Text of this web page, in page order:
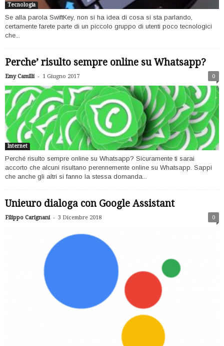
Tecnologia
Se alla parola SwiftKey, non si ha idea di cosa si sta parlando,
certamente farete parte di un piccolo gruppo di utenti poco tecnologici
che...
Perche’ risulto sempre online su Whatsapp?
Emy Camilli - 1 Giugno 2017 0
Internet
Perché risulto sempre online su Whatsapp? Sicuramente ti sarai
accorto che alcuni risultano perennemente online su Whatsapp. Sappi
che anche gli altri si fanno la stessa domanda...
Unieuro dialoga con Google Assistant
Filippo Carignani - 3 Dicembre 2018 0